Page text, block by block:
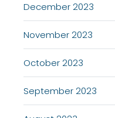
December 2023
November 2023
October 2023
September 2023